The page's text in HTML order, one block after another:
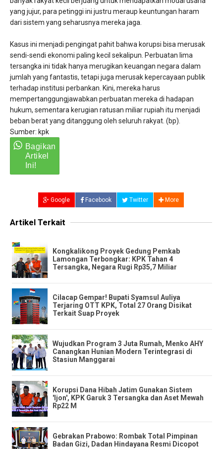
yang jujur, para petinggi ini justru meraup keuntungan haram
dari sistem yang seharusnya mereka jaga.
​Kasus ini menjadi pengingat pahit bahwa korupsi bisa merusak
sendi-sendi ekonomi paling kecil sekalipun. Perbuatan lima
tersangka ini tidak hanya merugikan keuangan negara dalam
jumlah yang fantastis, tetapi juga merusak kepercayaan publik
terhadap institusi perbankan. Kini, mereka harus
mempertanggungjawabkan perbuatan mereka di hadapan
hukum, sementara kerugian ratusan miliar rupiah itu menjadi
beban berat yang ditanggung oleh seluruh rakyat. (bp).
Sumber: kpk
Google Facebook Twitter More
Artikel Terkait
​Kongkalikong Proyek Gedung Pemkab
Lamongan Terbongkar: KPK Tahan 4
Tersangka, Negara Rugi Rp35,7 Miliar
​Cilacap Gempar! Bupati Syamsul Auliya
Terjaring OTT KPK, Total 27 Orang Disikat
Terkait Suap Proyek
​Wujudkan Program 3 Juta Rumah, Menko AHY
Canangkan Hunian Modern Terintegrasi di
Stasiun Manggarai
​Korupsi Dana Hibah Jatim Gunakan Sistem
'Ijon', KPK Garuk 3 Tersangka dan Aset Mewah
Rp22 M
​Gebrakan Prabowo: Rombak Total Pimpinan
Badan Gizi, Dadan Hindayana Resmi Dicopot